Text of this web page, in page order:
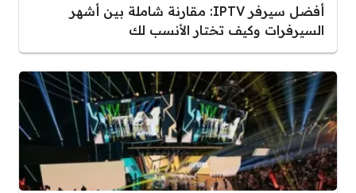
أفضل سيرفر IPTV: مقارنة شاملة بين أشهر
السيرفرات وكيف تختار الأنسب لك